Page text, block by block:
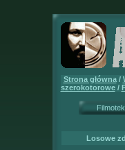
Strona główna/
szerokotorowe/
Losowe